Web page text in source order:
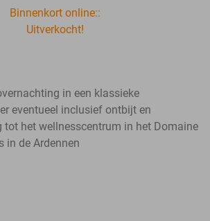
Binnenkort online::
Uitverkocht!
in een klassieke
eventueel inclusief ontbijt en
tot het wellnesscentrum in het Domaine
in de Ardennen